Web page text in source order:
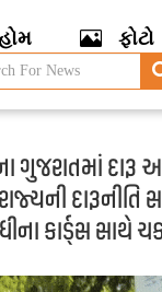
ફોટો
ગુજરાતમાં દારૂ
દારૂનીતિ
કાર્ડ્સ સાથે